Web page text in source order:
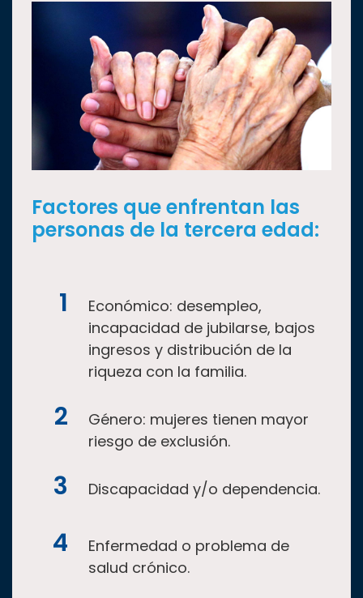
Factores que enfrentan las
personas de la tercera edad:
Económico: desempleo,
incapacidad de jubilarse, bajos
ingresos y distribución de la
riqueza con la familia.
Género: mujeres tienen mayor
riesgo de exclusión.
Discapacidad y/o dependencia.
Enfermedad o problema de
salud crónico.